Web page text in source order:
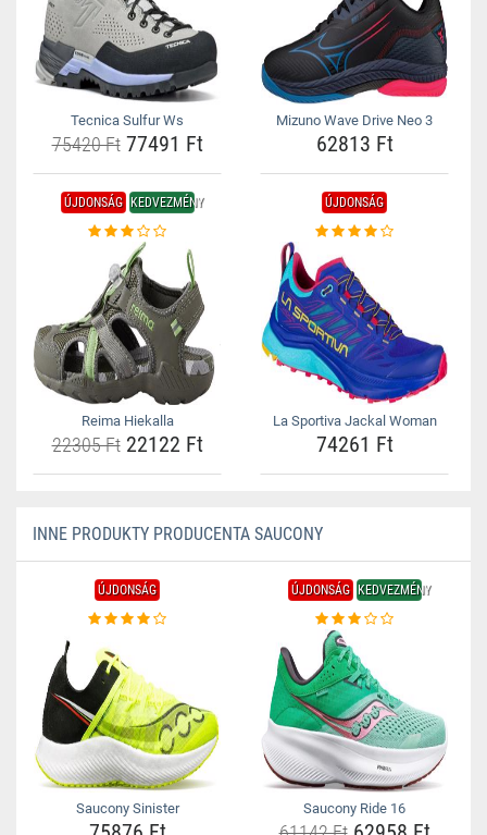
Tecnica Sulfur Ws
75420 Ft77491 Ft
Mizuno Wave Drive Neo 3
62813 Ft
ÚJDONSÁG KEDVEZMÉNY
Reima Hiekalla
22305 Ft22122 Ft
ÚJDONSÁG
La Sportiva Jackal Woman
74261 Ft
INNE PRODUKTY PRODUCENTA SAUCONY
ÚJDONSÁG
Saucony Sinister
ÚJDONSÁG KEDVEZMÉNY
Saucony Ride 16